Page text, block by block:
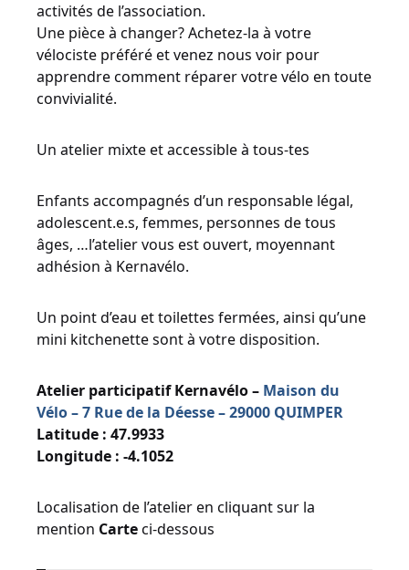
activités de l’association.
Une pièce à changer? Achetez-la à votre
vélociste préféré et venez nous voir pour
apprendre comment réparer votre vélo en toute
convivialité.
Un atelier mixte et accessible à tous-tes
Enfants accompagnés d’un responsable légal,
adolescent.e.s, femmes, personnes de tous
âges, …l’atelier vous est ouvert, moyennant
adhésion à Kernavélo.
Un point d’eau et toilettes fermées, ainsi qu’une
mini kitchenette sont à votre disposition.
Atelier participatif Kernavélo – Maison du
Vélo – 7 Rue de la Déesse – 29000 QUIMPER
Latitude : 47.9933
Longitude : -4.1052
Localisation de l’atelier en cliquant sur la
mention Carteci-dessous